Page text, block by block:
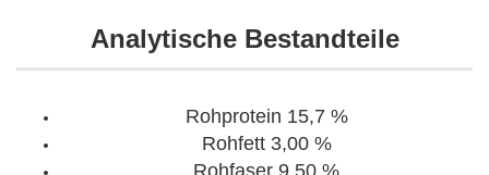
Analytische Bestandteile
Rohprotein 15,7 %
Rohfett 3,00 %
Rohfaser 9,50 %